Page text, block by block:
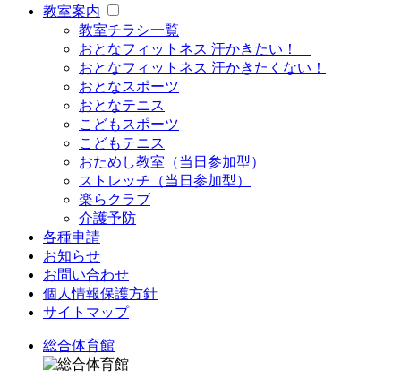
教室案内
教室チラシ一覧
おとなフィットネス 汗かきたい！
おとなフィットネス 汗かきたくない！
おとなスポーツ
おとなテニス
こどもスポーツ
こどもテニス
おためし教室（当日参加型）
ストレッチ（当日参加型）
楽らクラブ
介護予防
各種申請
お知らせ
お問い合わせ
個人情報保護方針
サイトマップ
総合体育館